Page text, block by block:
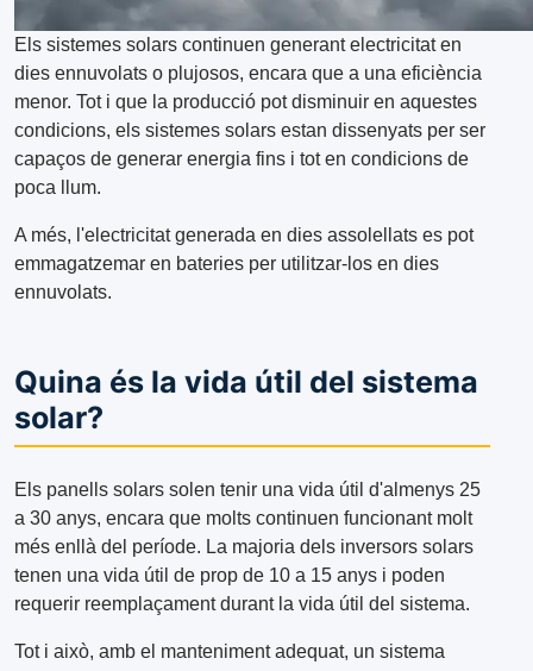
Els sistemes solars continuen generant electricitat en
dies ennuvolats o plujosos, encara que a una eficiència
menor. Tot i que la producció pot disminuir en aquestes
condicions, els sistemes solars estan dissenyats per ser
capaços de generar energia fins i tot en condicions de
poca llum.
A més, l'electricitat generada en dies assolellats es pot
emmagatzemar en bateries per utilitzar-los en dies
ennuvolats.
Quina és la vida útil del sistema
solar?
Els panells solars solen tenir una vida útil d'almenys 25
a 30 anys, encara que molts continuen funcionant molt
més enllà del període. La majoria dels inversors solars
tenen una vida útil de prop de 10 a 15 anys i poden
requerir reemplaçament durant la vida útil del sistema.
Tot i això, amb el manteniment adequat, un sistema